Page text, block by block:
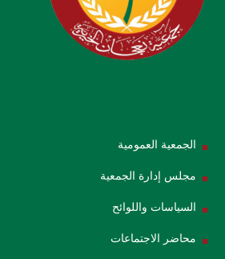
الجمعية العمومية
مجلس إدارة الجمعية
السياسات واللوائح
محاضر الاجتماعات